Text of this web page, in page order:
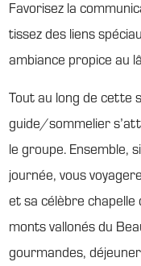
Favorisez la
tissez des liens
ambiance propice au
Tout au long de cette
guide/sommelier
le groupe. Ensemble,
journée, vous
et sa célèbre chapelle
monts vallonés du
gourmandes,